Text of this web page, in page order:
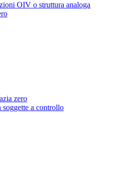
OIV o struttura analoga
zero
a controllo